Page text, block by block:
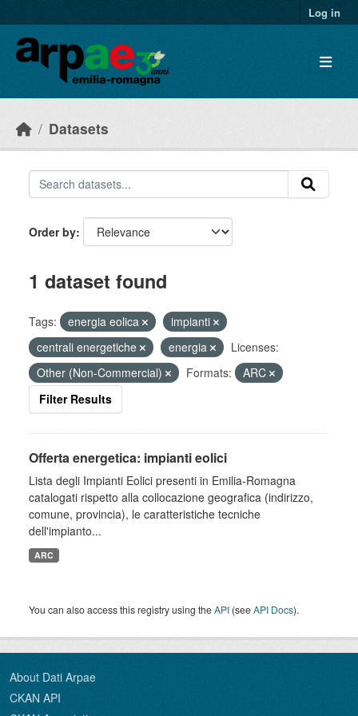
Log in
Datasets
Order by
1 dataset found
Tags: energia eolica
impianti
centrali energetiche
energia
Licenses:
Other (Non-Commercial)
Formats:
ARC
Filter Results
Offerta energetica: impianti eolici
Lista degli Impianti Eolici presenti in Emilia-Romagna
catalogati rispetto alla collocazione geografica (indirizzo,
comune, provincia), le caratteristiche tecniche
dell'impianto...
ARC
You can also access this registry using theAPI (seeAPI Docs).
About Dati Arpae
CKAN API